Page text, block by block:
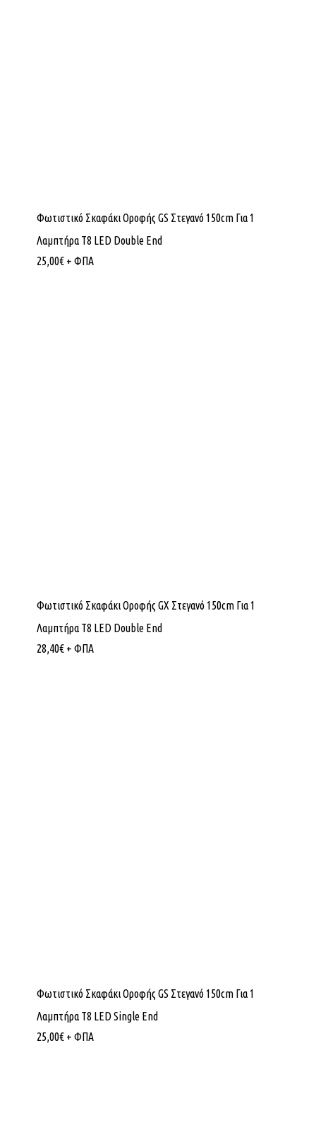
Φωτιστικό Σκαφάκι Οροφής GS Στεγανό 150cm Για 1
Λαμπτήρα T8 LED Double End
25,00€ + ΦΠΑ
Φωτιστικό Σκαφάκι Οροφής GX Στεγανό 150cm Για 1
Λαμπτήρα T8 LED Double End
28,40€ + ΦΠΑ
Φωτιστικό Σκαφάκι Οροφής GS Στεγανό 150cm Για 1
Λαμπτήρα T8 LED Single End
25,00€ + ΦΠΑ